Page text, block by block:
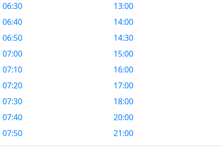
06:30
06:40
06:50
07:00
07:10
07:20
07:30
07:40
07:50
13:00
14:00
14:30
15:00
16:00
17:00
18:00
20:00
21:00